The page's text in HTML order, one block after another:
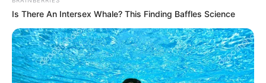
Is There An Intersex Whale? This Finding Baffles Science